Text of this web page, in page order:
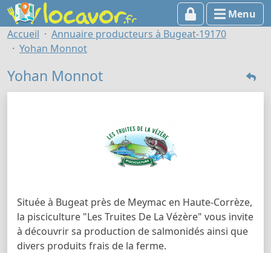
Menu
Accueil
Annuaire producteurs à Bugeat-19170
Yohan Monnot
Yohan Monnot
Située à Bugeat près de Meymac en Haute-Corrèze,
la pisciculture "Les Truites De La Vézère" vous invite
à découvrir sa production de salmonidés ainsi que
divers produits frais de la ferme.